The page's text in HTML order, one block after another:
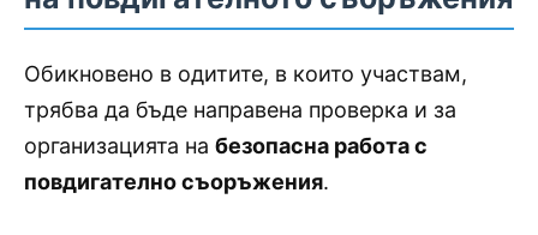
Обикновено в одитите, в които участвам,
трябва да бъде направена проверка и за
организацията на безопасна работа с
повдигателно съоръжения.